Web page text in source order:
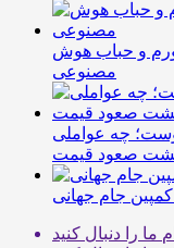
و حباب هوش
مصنوعی
چه عواملی
ما را دنبال کنید